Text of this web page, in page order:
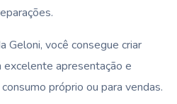
Geloni, você consegue criar
apresentação e
próprio ou para vendas.